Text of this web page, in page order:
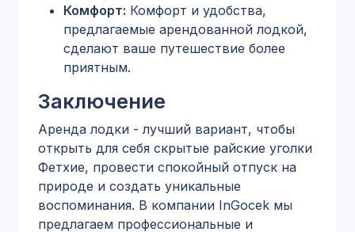
Комфорт: Комфорт и удобства,
предлагаемые арендованной лодкой,
сделают ваше путешествие более
приятным.
Заключение
Аренда лодки - лучший вариант, чтобы
открыть для себя скрытые райские уголки
Фетхие, провести спокойный отпуск на
природе и создать уникальные
воспоминания. В компании InGocek мы
предлагаем профессиональные и